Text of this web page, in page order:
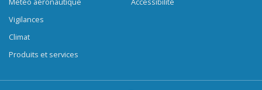
Vigilances
Climat
Produits et services